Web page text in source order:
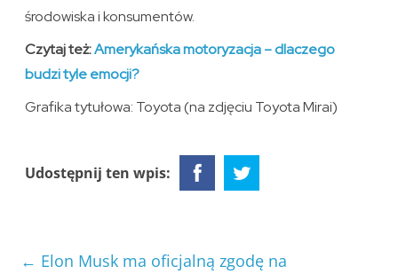
środowiska i konsumentów.
Czytaj też:Amerykańska motoryzacja – dlaczego
budzi tyle emocji?
Grafika tytułowa: Toyota (na zdjęciu Toyota Mirai)
Udostępnij ten wpis:
← Elon Musk ma oficjalną zgodę na